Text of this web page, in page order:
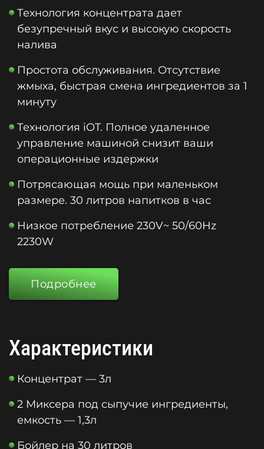
Технология концентрата дает
безупречный вкус и высокую скорость
налива
Простота обслуживания. Отсутствие
жмыха, быстрая смена ингредиентов за 1
минуту
Технология iOT. Полное удаленное
управление машиной снизит ваши
операционные издержки
Потрясающая мощь при маленьком
размере. 30 литров напитков в час
Низкое потребление 230V~ 50/60Hz
2230W
Подробнее
Характеристики
Концентрат — 3л
2 Миксера под сыпучие ингредиенты,
емкость — 1,3л
Бойлер на 30 литров